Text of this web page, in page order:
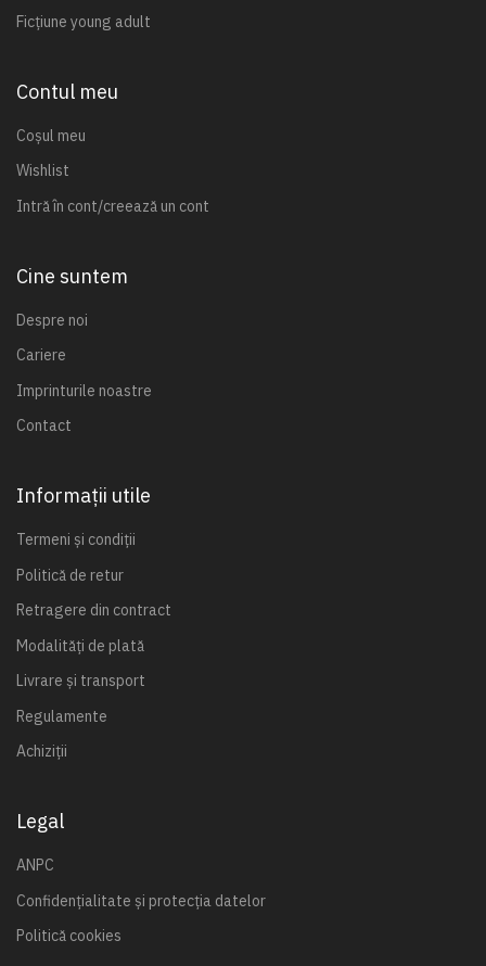
Ficțiune young adult
Contul meu
Coșul meu
Wishlist
Intră în cont/creează un cont
Cine suntem
Despre noi
Cariere
Imprinturile noastre
Contact
Informații utile
Termeni și condiții
Politică de retur
Retragere din contract
Modalități de plată
Livrare și transport
Regulamente
Achiziții
Legal
ANPC
Confidențialitate și protecția datelor
Politică cookies